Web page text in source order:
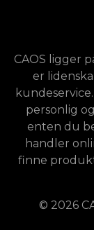
CAOS ligger
er
personlig
enten du
handler
finne
© 2026